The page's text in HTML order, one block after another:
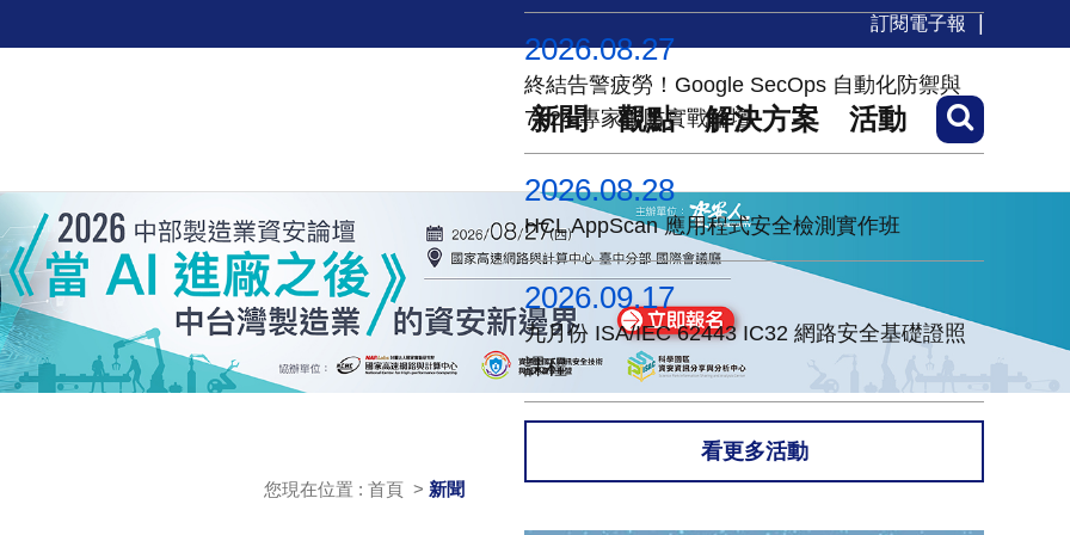
訂閱電子報
新聞 觀點 解決方案 活動
您現在位置 : 首頁 > 新聞
2026.08.27
終結告警疲勞！Google SecOps 自動化防禦與
7×24 專家聯防實戰論壇
2026.08.28
HCL AppScan 應用程式安全檢測實作班
2026.09.17
九月份 ISA/IEC 62443 IC32 網路安全基礎證照
課程
看更多活動